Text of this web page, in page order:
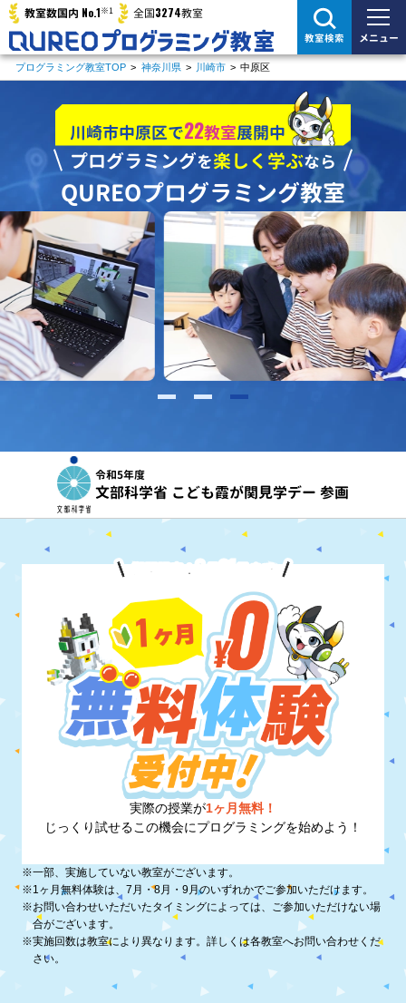
教室数国内 No.1※1 全国3274教室
教室検索 メニュー
プログラミング教室TOP > 神奈川県 > 川崎市 > 中原区
川崎市中原区で22教室展開中
プログラミングを楽しく学ぶなら
QUREOプログラミング教室
令和5年度
文部科学省 こども霞が関見学デー 参画
期間限定！8月 31 まで
実際の授業が1ヶ月無料！
じっくり試せるこの機会にプログラミングを始めよう！
※一部、実施していない教室がございます。
※1ヶ月無料体験は、7月・8月・9月のいずれかでご参加いただけます。
※お問い合わせいただいたタイミングによっては、ご参加いただけない場
合がございます。
※実施回数は教室により異なります。詳しくは各教室へお問い合わせくだ
さい。